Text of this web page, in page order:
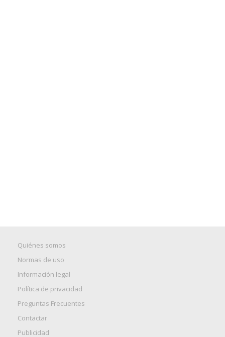
Quiénes somos
Normas de uso
Información legal
Política de privacidad
Preguntas Frecuentes
Contactar
Publicidad